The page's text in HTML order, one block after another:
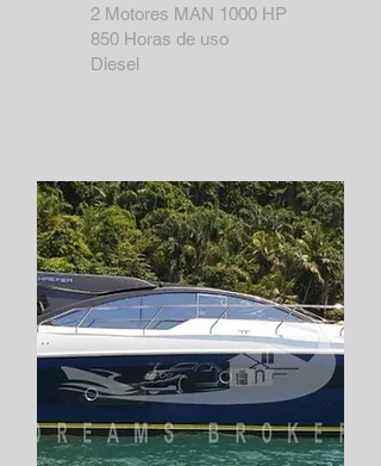
2 Motores MAN 1000 HP
850 Horas de uso
Diesel